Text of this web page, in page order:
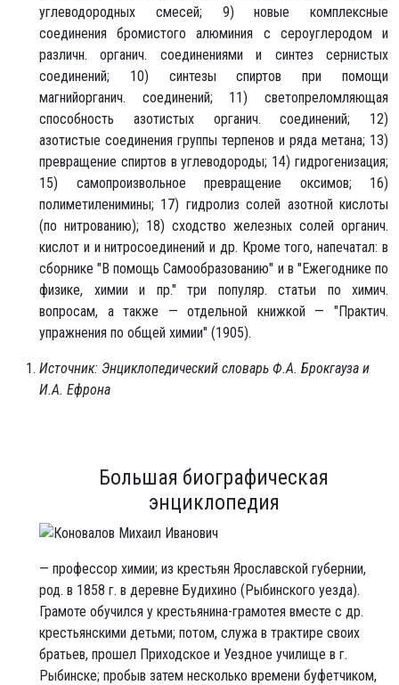
углеводородных смесей; 9) новые комплексные
соединения бромистого алюминия с сероуглеродом и
различн. органич. соединениями и синтез сернистых
соединений; 10) синтезы спиртов при помощи
магнийорганич. соединений; 11) светопреломляющая
способность азотистых органич. соединений; 12)
азотистые соединения группы терпенов и ряда метана; 13)
превращение спиртов в углеводороды; 14) гидрогенизация;
15) самопроизвольное превращение оксимов; 16)
полиметиленимины; 17) гидролиз солей азотной кислоты
(по нитрованию); 18) сходство железных солей органич.
кислот и и нитросоединений и др. Кроме того, напечатал: в
сборнике "В помощь Самообразованию" и в "Ежегоднике по
физике, химии и пр." три популяр. статьи по химич.
вопросам, а также — отдельной книжкой — "Практич.
упражнения по общей химии" (1905).
Источник: Энциклопедический словарь Ф.А. Брокгауза и
И.А. Ефрона
Большая биографическая
энциклопедия
— профессор химии; из крестьян Ярославской губернии,
род. в 1858 г. в деревне Будихино (Рыбинского уезда).
Грамоте обучился у крестьянина-грамотея вместе с др.
крестьянскими детьми; потом, служа в трактире своих
братьев, прошел Приходское и Уездное училище в г.
Рыбинске; пробыв затем несколько времени буфетчиком,